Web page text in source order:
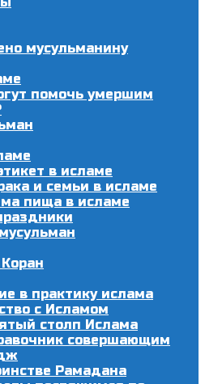
мусульманину
помочь умершим
в исламе
и семьи в исламе
пища в исламе
в практику ислама
с Исламом
столп Ислама
совершающим
Рамадана